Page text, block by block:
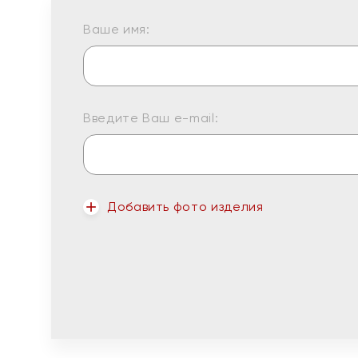
Ваше имя:
Введите Ваш e-mail:
Добавить фото изделия